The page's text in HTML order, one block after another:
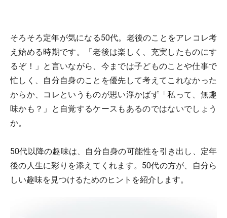
そろそろ定年が気になる50代。老後のことをアレコレ考
え始める時期です。「老後は楽しく、充実したものにす
るぞ！」と言いながら、今までは子どものことや仕事で
忙しく、自分自身のことを優先して考えてこれなかった
からか、コレというものが思い浮かばず「私って、無趣
味かも？」と自覚するケースもあるのではないでしょう
か。
50代以降の趣味は、自分自身の可能性を引き出し、定年
後の人生に彩りを添えてくれます。50代の方が、自分ら
しい趣味を見つけるためのヒントを紹介します。